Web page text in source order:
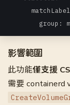
group:
影響範圍
此功能僅支援
需要 containerd